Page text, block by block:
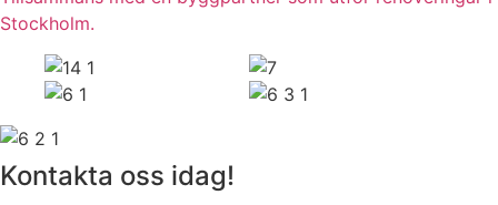
Stockholm.
Kontakta oss idag!